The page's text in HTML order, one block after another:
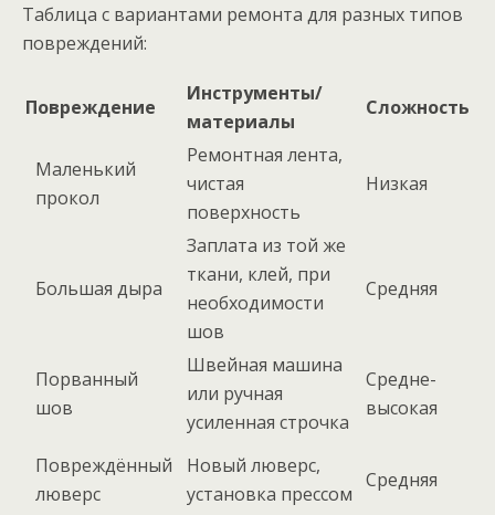
Таблица с вариантами ремонта для разных типов
повреждений:
Повреждение
Инструменты/
материалы
Сложность
Маленький
прокол
Ремонтная лента,
чистая
поверхность
Низкая
Большая дыра
Заплата из той же
ткани, клей, при
необходимости
шов
Средняя
Порванный
шов
Швейная машина
или ручная
усиленная строчка
Средне-
высокая
Повреждённый
люверс
Новый люверс,
установка прессом
Средняя